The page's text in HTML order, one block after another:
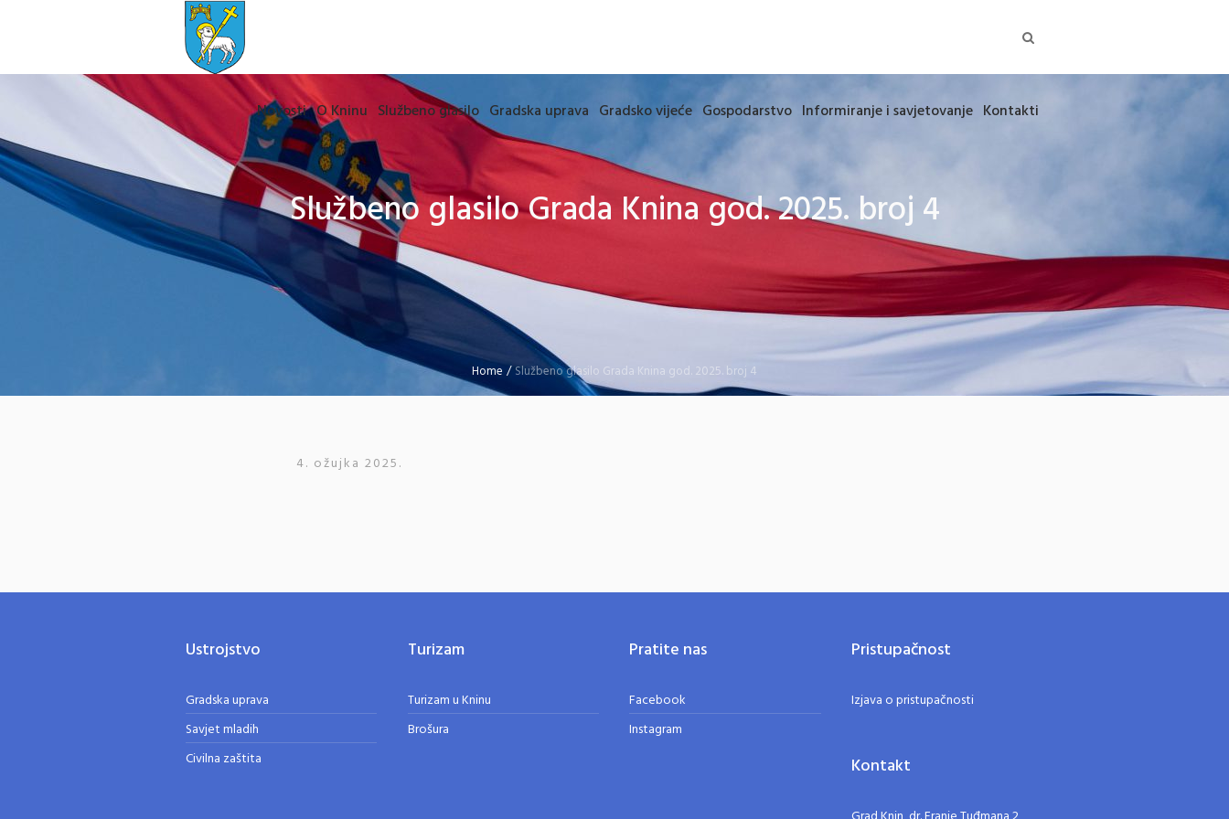
Novosti O Kninu Službeno glasilo Gradska uprava Gradsko vijeće Gospodarstvo Informiranje i savjetovanje Kontakti
Službeno glasilo Grada Knina god. 2025. broj 4
Home /Službeno glasilo Grada Knina god. 2025. broj 4
4. ožujka 2025.
Ustrojstvo
Gradska uprava
Savjet mladih
Civilna zaštita
Turizam
Turizam u Kninu
Brošura
Pratite nas
Facebook
Instagram
Pristupačnost
Izjava o pristupačnosti
Kontakt